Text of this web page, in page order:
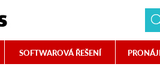
SOFTWAROVÁ ŘEŠENÍ